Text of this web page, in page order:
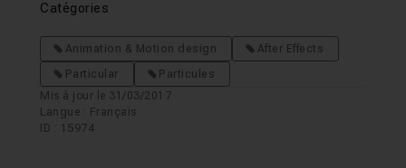
Catégories
Animation & Motion design
After Effects
Particular
Particules
Mis à jour le 31/03/2017
Langue : Français
ID : 15974